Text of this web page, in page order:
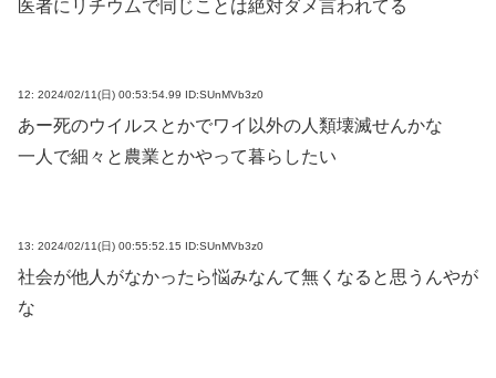
医者にリチウムで同じことは絶対ダメ言われてる
12: 2024/02/11(日) 00:53:54.99 ID:SUnMVb3z0
あー死のウイルスとかでワイ以外の人類壊滅せんかな
一人で細々と農業とかやって暮らしたい
13: 2024/02/11(日) 00:55:52.15 ID:SUnMVb3z0
社会が他人がなかったら悩みなんて無くなると思うんやが
な